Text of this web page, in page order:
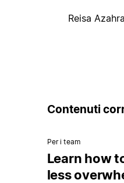
Reisa Azahra
Contenuti
Per i team
Learn how
less